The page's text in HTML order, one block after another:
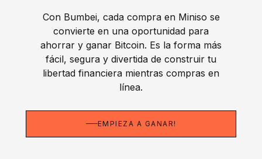
Con Bumbei, cada compra en Miniso se
convierte en una oportunidad para
ahorrar y ganar Bitcoin. Es la forma más
fácil, segura y divertida de construir tu
libertad financiera mientras compras en
línea.
EMPIEZA A GANAR!